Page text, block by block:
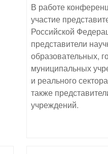
В работе
участие
Российской
представители
образовательных,
муниципальных
и реального
также
учреждений.